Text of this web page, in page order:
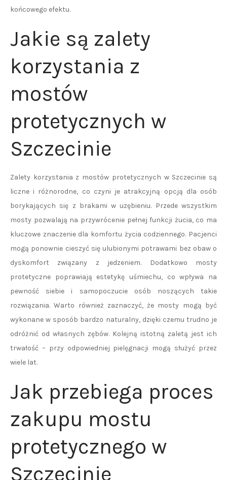
końcowego efektu.
Jakie są zalety
korzystania z
mostów
protetycznych w
Szczecinie
Zalety korzystania z mostów protetycznych w Szczecinie są
liczne i różnorodne, co czyni je atrakcyjną opcją dla osób
borykających się z brakami w uzębieniu. Przede wszystkim
mosty pozwalają na przywrócenie pełnej funkcji żucia, co ma
kluczowe znaczenie dla komfortu życia codziennego. Pacjenci
mogą ponownie cieszyć się ulubionymi potrawami bez obaw o
dyskomfort związany z jedzeniem. Dodatkowo mosty
protetyczne poprawiają estetykę uśmiechu, co wpływa na
pewność siebie i samopoczucie osób noszących takie
rozwiązania. Warto również zaznaczyć, że mosty mogą być
wykonane w sposób bardzo naturalny, dzięki czemu trudno je
odróżnić od własnych zębów. Kolejną istotną zaletą jest ich
trwałość – przy odpowiedniej pielęgnacji mogą służyć przez
wiele lat.
Jak przebiega proces
zakupu mostu
protetycznego w
Szczecinie